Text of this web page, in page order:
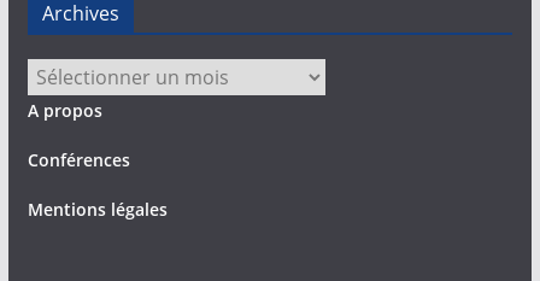
Archives
Archives
A propos
Conférences
Mentions légales